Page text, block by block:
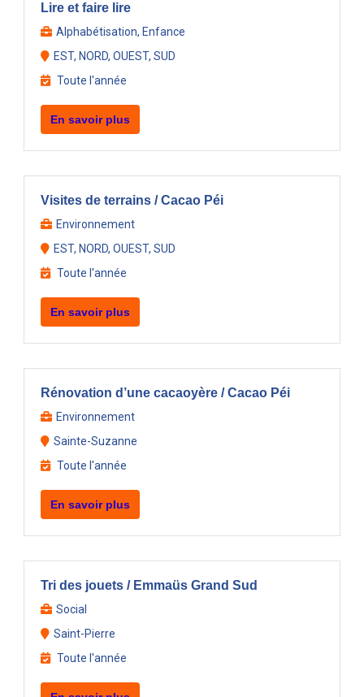
Lire et faire lire
Alphabétisation, Enfance
EST, NORD, OUEST, SUD
Toute l'année
En savoir plus
Visites de terrains / Cacao Péi
Environnement
EST, NORD, OUEST, SUD
Toute l'année
En savoir plus
Rénovation d’une cacaoyère / Cacao Péi
Environnement
Sainte-Suzanne
Toute l'année
En savoir plus
Tri des jouets / Emmaüs Grand Sud
Social
Saint-Pierre
Toute l'année